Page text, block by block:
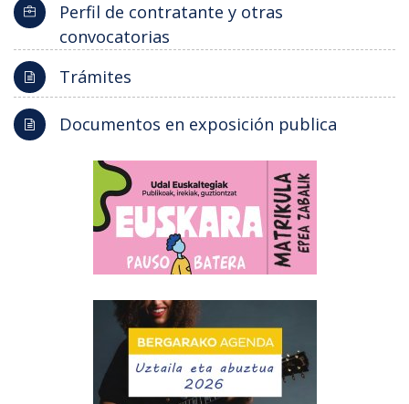
Perfil de contratante y otras
convocatorias
Trámites
Documentos en exposición publica